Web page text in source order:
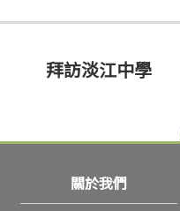
拜訪淡江中學
關於我們